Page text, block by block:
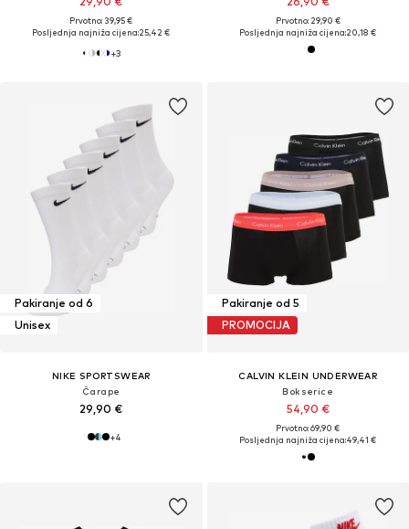
Prvotno: 39,95 €
Posljednja najniža cijena:25,42 €
+3
Prvotno: 29,90 €
Posljednja najniža cijena:20,18 €
Pakiranje od 6
Unisex
NIKE SPORTSWEAR
Čarape
29,90 €
+4
Pakiranje od 5
PROMOCIJA
CALVIN KLEIN UNDERWEAR
Bokserice
54,90 €
Prvotno: 69,90 €
Posljednja najniža cijena:49,41 €